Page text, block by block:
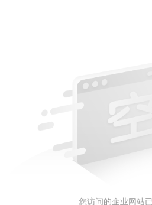
您访问的企业网站